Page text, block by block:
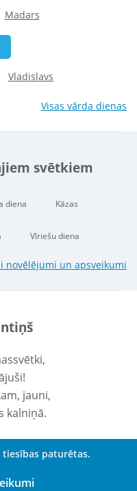
Madars
Vladislavs
Visas vārda dienas
svētkiem
diena Kāzas
Vīriešu diena
novēlējumi un apsveikumi
jauni,
kalniņā.
paturētas.